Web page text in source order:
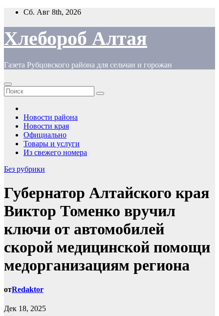
Перейти
содержимому
Сб. Авг 8th, 2026
Хлебороб Алтая
Газета Рубцовского района для сельчан и горожан
Новости района
Новости края
Официально
Товары и услуги
Из свежего номера
Без рубрики
Губернатор Алтайского края
Виктор Томенко вручил
ключи от автомобилей
скорой медицинской помощи
медорганизациям региона
отRedaktor
Дек 18, 2025